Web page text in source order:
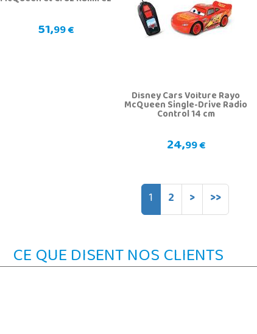
51,99 €
Disney Cars Voiture Rayo
McQueen Single-Drive Radio
Control 14 cm
24,99 €
1 2 > >>
CE QUE DISENT NOS CLIENTS